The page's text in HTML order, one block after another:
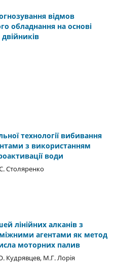
відмов
обладнання на основі
технології вибивання
з використанням
води
Столяренко
лінійних алканів з
агентами як метод
моторних палив
Кудрявцев, М.Г. Лорія